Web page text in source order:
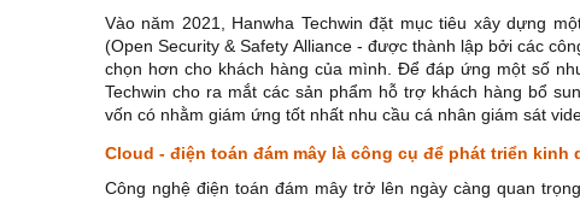
Vào năm 2021, Hanwha Techwin đặt mục tiêu xây dựng
(Open Security & Safety Alliance - được thành lập bởi các
chọn hơn cho khách hàng của mình. Để đáp ứng một số
Techwin cho ra mắt các sản phẩm hỗ trợ khách hàng bổ
vốn có nhằm giám ứng tốt nhất nhu cầu cá nhân giám sát
Cloud - điện toán đám mây là công cụ để phát triển
Công nghệ điện toán đám mây trở lên ngày càng quan